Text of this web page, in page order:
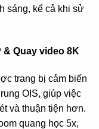
sáng, kể cả khi sử
& Quay video 8K
trang bị cảm biến
OIS, giúp việc
và thuận tiện hơn.
quang học 5x,